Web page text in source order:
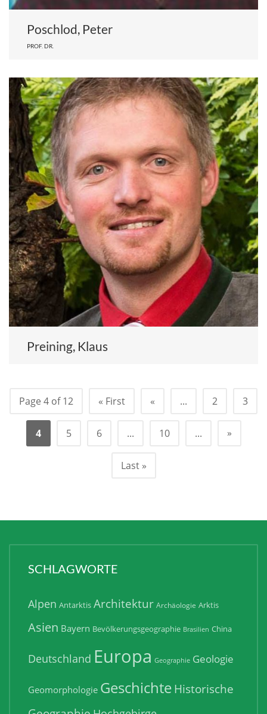
Poschlod, Peter
PROF. DR.
Preining, Klaus
Page 4 of 12 « First « ... 2 3
4 5 6 ... 10 ... »
Last »
SCHLAGWORTE
Alpen Antarktis Architektur Archäologie Arktis
Asien Bayern Bevölkerungsgeographie Brasilien China
Deutschland Europa Geographie Geologie
Geomorphologie GeschichteHistorische